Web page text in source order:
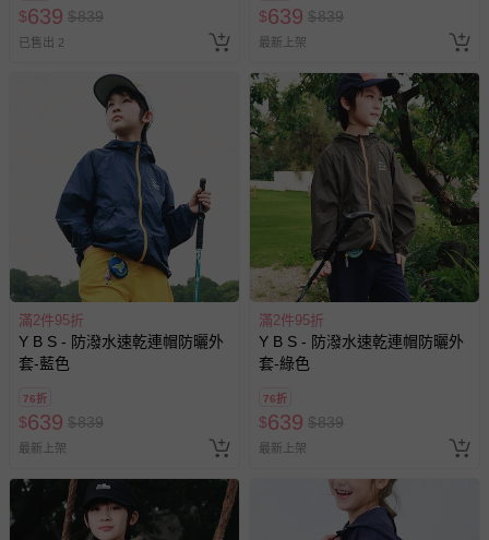
戲或活動點數等）。
已拆封之以下類型商品：
墊、寢具類等）。
-新生兒親膚衣物（嬰幼兒包巾與背巾、包屁衣、學習
褲、紗布衣等）。
-接觸性孕哺產品（奶嘴、奶瓶、擠乳器、哺乳衣、托腹
帶束縛衣、餐搖椅等）。
-其他原廠盒裝商品封口處已貼上「不可拆封」，或具警
示字句等說明貼紙、封條者。
國際航空、客運、訂房等服務。
相關的退換貨辦理流程，可詳見：退換貨 & 退款問題
運送服務：目前提供的運送僅限台灣本島。如您位於離島地
區，可能會無法配送，或須依據商品需加收離島運費。廠商
費用，可能會另需加收。
商品實際的配達日期，可於訂單個人資料內的查詢訂單內，
$639 $839
已售出 2
$639 $839
最新上架
滿2件95折
Y B S - 防潑水速乾連帽防曬外
套-藍色
76折
$639 $839
最新上架
滿2件95折
Y B S - 防潑水速乾連帽防曬外
套-綠色
76折
$639 $839
最新上架